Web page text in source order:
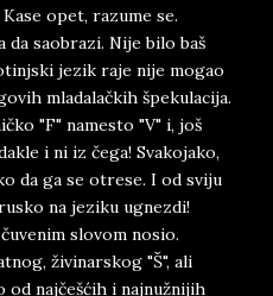
opet, razume se.
saobrazi. Nije bilo baš
jezik raje nije mogao
mladalačkih špekulacija.
"F" namesto "V" i, još
i ni iz čega! Svakojako,
da ga se otrese. I od sviju
na jeziku ugnezdi!
slovom nosio.
živinarskog "Š", ali
od najčešćih i najnužnijih